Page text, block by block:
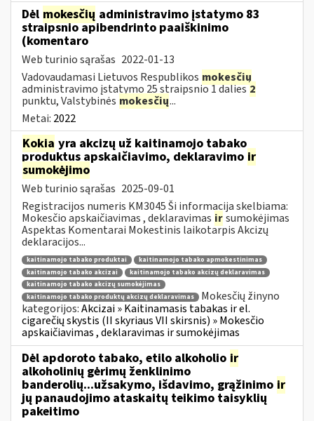
Dėl mokesčių administravimo įstatymo 83
straipsnio apibendrinto paaiškinimo
(komentaro
Web turinio sąrašas 2022-01-13
Vadovaudamasi Lietuvos Respublikos mokesčių
administravimo įstatymo 25 straipsnio 1 dalies2
punktu, Valstybinės mokesčių...
Metai: 2022
Kokia yra akcizų už kaitinamojo tabako
produktus apskaičiavimo, deklaravimo ir
sumokėjimo
Web turinio sąrašas 2025-09-01
Registracijos numeris KM3045 Ši informacija skelbiama:
Mokesčio apskaičiavimas , deklaravimas irsumokėjimas
Aspektas Komentarai Mokestinis laikotarpis Akcizų
deklaracijos...
kaitinamojo tabako produktai
kaitinamojo tabako apmokestinimas
kaitinamojo tabako akcizai
kaitinamojo tabako akcizų deklaravimas
kaitinamojo tabako akcizų sumokėjimas
kaitinamojo tabako produktų akcizų deklaravimas
Mokesčių žinyno
kategorijos:Akcizai » Kaitinamasis tabakas ir el.
cigarečių skystis (II skyriaus VII skirsnis) » Mokesčio
apskaičiavimas , deklaravimas ir sumokėjimas
Dėl apdoroto tabako, etilo alkoholio ir
alkoholinių gėrimų ženklinimo
banderolių...užsakymo, išdavimo, grąžinimo ir
jų panaudojimo ataskaitų teikimo taisyklių
pakeitimo